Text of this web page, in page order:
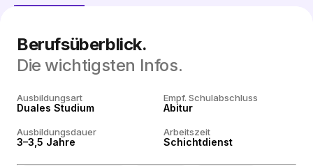
Berufsüberblick.
Die wichtigsten Infos.
Ausbildungsart
Duales Studium
Empf. Schulabschluss
Abitur
Ausbildungsdauer
3–3,5 Jahre
Arbeitszeit
Schichtdienst